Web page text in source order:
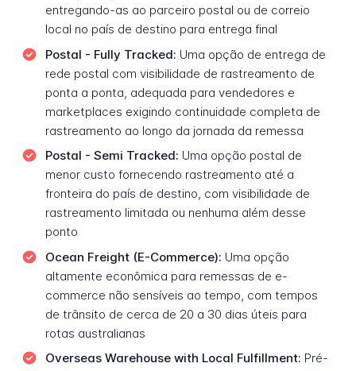
entregando-as ao parceiro postal ou de correio
local no país de destino para entrega final
Postal - Fully Tracked: Uma opção de entrega de
rede postal com visibilidade de rastreamento de
ponta a ponta, adequada para vendedores e
marketplaces exigindo continuidade completa de
rastreamento ao longo da jornada da remessa
Postal - Semi Tracked: Uma opção postal de
menor custo fornecendo rastreamento até a
fronteira do país de destino, com visibilidade de
rastreamento limitada ou nenhuma além desse
ponto
Ocean Freight (E-Commerce): Uma opção
altamente econômica para remessas de e-
commerce não sensíveis ao tempo, com tempos
de trânsito de cerca de 20 a 30 dias úteis para
rotas australianas
Overseas Warehouse with Local Fulfillment: Pré-